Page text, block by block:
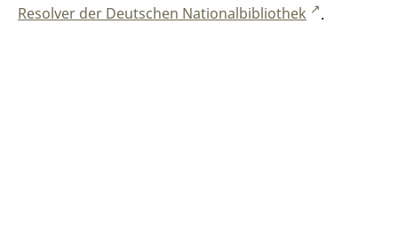
Resolver der Deutschen Nationalbibliothek
.